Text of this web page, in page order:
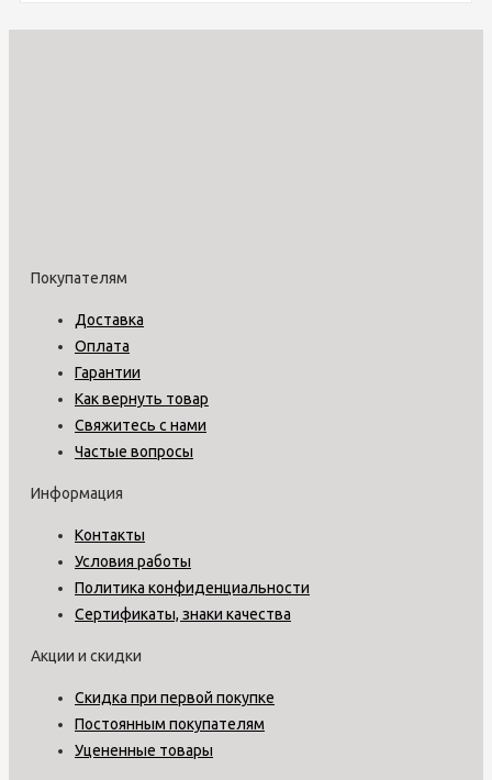
Покупателям
Доставка
Оплата
Гарантии
Как вернуть товар
Свяжитесь с нами
Частые вопросы
Информация
Контакты
Условия работы
Политика конфиденциальности
Сертификаты, знаки качества
Акции и скидки
Скидка при первой покупке
Постоянным покупателям
Уцененные товары